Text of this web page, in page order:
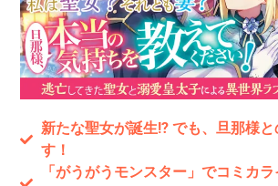
新たな聖女が誕生!? でも、旦那様
す！
「がうがうモンスター」でコミカ